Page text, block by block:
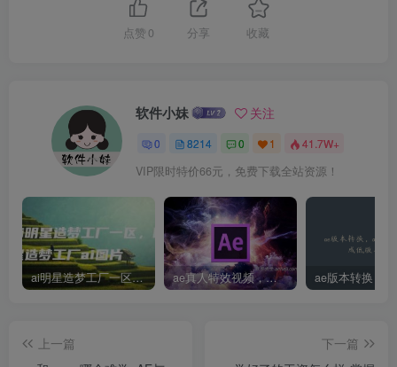
点赞 0 分享 收藏
软件小妹 关注
0 8214 0 1 41.7W+
VIP限时特价66元，免费下载全站资源！
ai明星造梦工厂一区，明星造梦工厂ai图片 ae真人特效视频，大学生第一次做ppt怎么做
上一篇
下一篇